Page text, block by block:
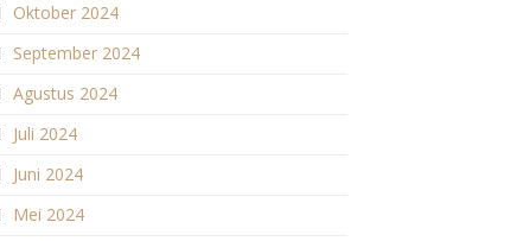
Oktober 2024
September 2024
Agustus 2024
Juli 2024
Juni 2024
Mei 2024